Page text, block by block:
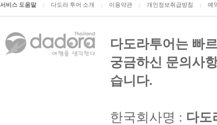
서비스 도움말 다도라 투어 소개 이용약관 개인정보취급방침 예
다도라투어는 빠
궁금하신 문의사
습니다.
한국회사명 : 다도